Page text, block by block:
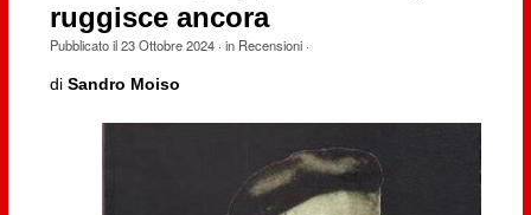
ruggisce ancora
Pubblicato il23 Ottobre 2024· in Recensioni·
di Sandro Moiso